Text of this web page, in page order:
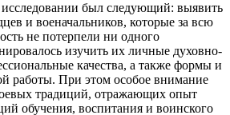
был следующий: выявить
и военачальников, которые за всю
не потерпели ни одного
изучить их личные духовно-
качества, а также формы и
работы. При этом особое внимание
традиций, отражающих опыт
обучения, воспитания и воинского